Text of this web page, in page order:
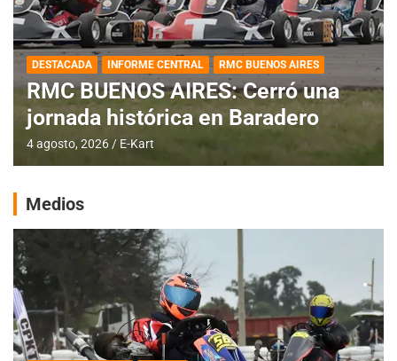
DESTACADA INFORME CENTRAL RMC BUENOS AIRES
RMC BUENOS AIRES: Cerró una
jornada histórica en Baradero
4 agosto, 2026 E-Kart
Medios